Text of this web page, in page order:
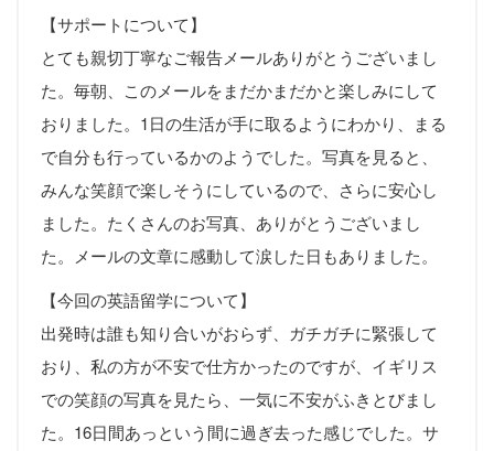
【サポートについて】
とても親切丁寧なご報告メールありがとうございまし
た。毎朝、このメールをまだかまだかと楽しみにして
おりました。 1日の生活が手に取るようにわかり、まる
で自分も行っているかのようでした。写真を見ると、
みんな笑顔で楽しそうにしているので、さらに安心し
ました。たくさんのお写真、ありがとうございまし
た。メールの文章に感動して涙した日もありました。
【今回の英語留学について】
出発時は誰も知り合いがおらず、ガチガチに緊張して
おり、私の方が不安で仕方かったのですが、イギリス
での笑顔の写真を見たら、一気に不安がふきとびまし
た。16日間あっという間に過ぎ去った感じでした。サ